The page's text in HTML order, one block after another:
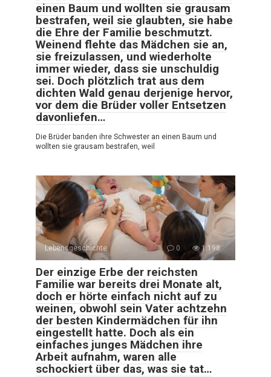
einen Baum und wollten sie grausam
bestrafen, weil sie glaubten, sie habe
die Ehre der Familie beschmutzt.
Weinend flehte das Mädchen sie an,
sie freizulassen, und wiederholte
immer wieder, dass sie unschuldig
sei. Doch plötzlich trat aus dem
dichten Wald genau derjenige hervor,
vor dem die Brüder voller Entsetzen
davonliefen…
Die Brüder banden ihre Schwester an einen Baum und
wollten sie grausam bestrafen, weil
Lebensgeschichte 0 1.198
Der einzige Erbe der reichsten
Familie war bereits drei Monate alt,
doch er hörte einfach nicht auf zu
weinen, obwohl sein Vater achtzehn
der besten Kindermädchen für ihn
eingestellt hatte. Doch als ein
einfaches junges Mädchen ihre
Arbeit aufnahm, waren alle
schockiert über das, was sie tat…